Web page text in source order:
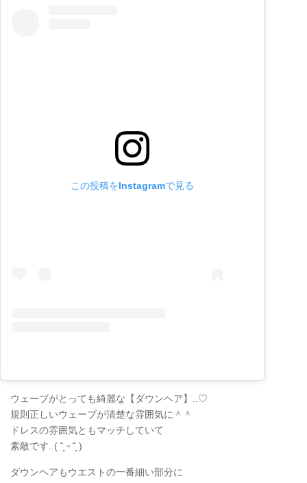
この投稿をInstagramで見る
ウェーブがとっても綺麗な【ダウンヘア】..♡
規則正しいウェーブが清楚な雰囲気に＾＾
ドレスの雰囲気ともマッチしていて
素敵です..( ˘͈ ᵕ ˘͈ )
ダウンヘアもウエストの一番細い部分に